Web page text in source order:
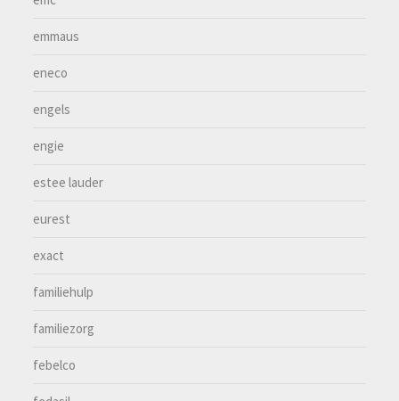
emmaus
eneco
engels
engie
estee lauder
eurest
exact
familiehulp
familiezorg
febelco